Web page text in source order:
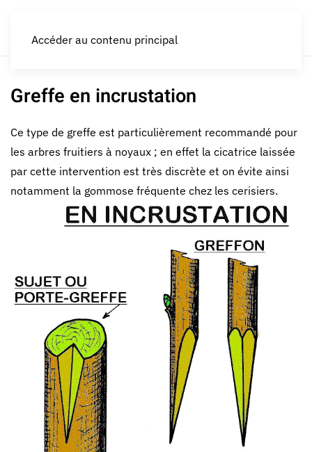
Accéder au contenu principal
Greffe en incrustation
Ce type de greffe est particulièrement recommandé pour
les arbres fruitiers à noyaux ; en effet la cicatrice laissée
par cette intervention est très discrète et on évite ainsi
notamment la gommose fréquente chez les cerisiers.